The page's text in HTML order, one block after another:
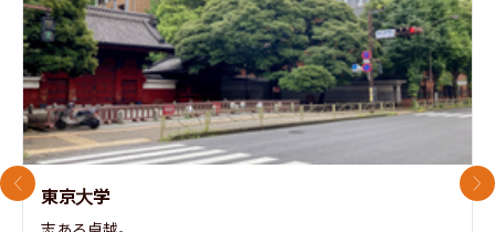
東京大学
前のスライド 次